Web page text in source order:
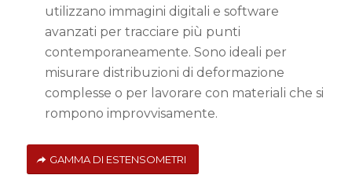
utilizzano immagini digitali e software
avanzati per tracciare più punti
contemporaneamente. Sono ideali per
misurare distribuzioni di deformazione
complesse o per lavorare con materiali che si
rompono improvvisamente.
GAMMA DI ESTENSOMETRI